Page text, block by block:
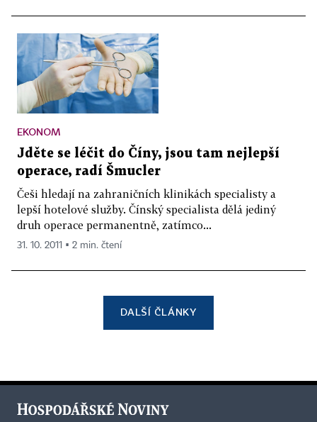
EKONOM
Jděte se léčit do Číny, jsou tam nejlepší
operace, radí Šmucler
Češi hledají na zahraničních klinikách specialisty a
lepší hotelové služby. Čínský specialista dělá jediný
druh operace permanentně, zatímco...
31. 10. 2011 ▪ 2 min. čtení
DALŠÍ ČLÁNKY